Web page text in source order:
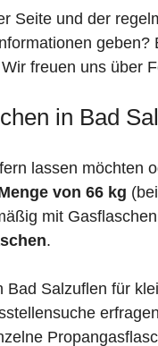
Seite und der
freuen uns über
in Bad
lassen möchten
von 66 kg
mit
.
Bad Salzuflen für